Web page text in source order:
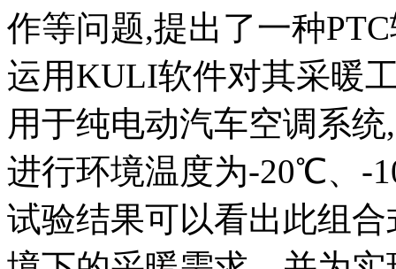
作等问题,提出了一种
运用KULI软件对其采暖
用于纯电动汽车空调系
进行环境温度为-20℃、-
试验结果可以看出此组